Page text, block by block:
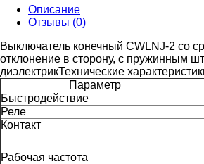
Описание
Отзывы (0)
Выключатель конечный CWLNJ-2 со
отклонение в сторону, с пружинным
диэлектрикТехнические
Параметр
Быстродействие
Реле
Контакт
Рабочая частота